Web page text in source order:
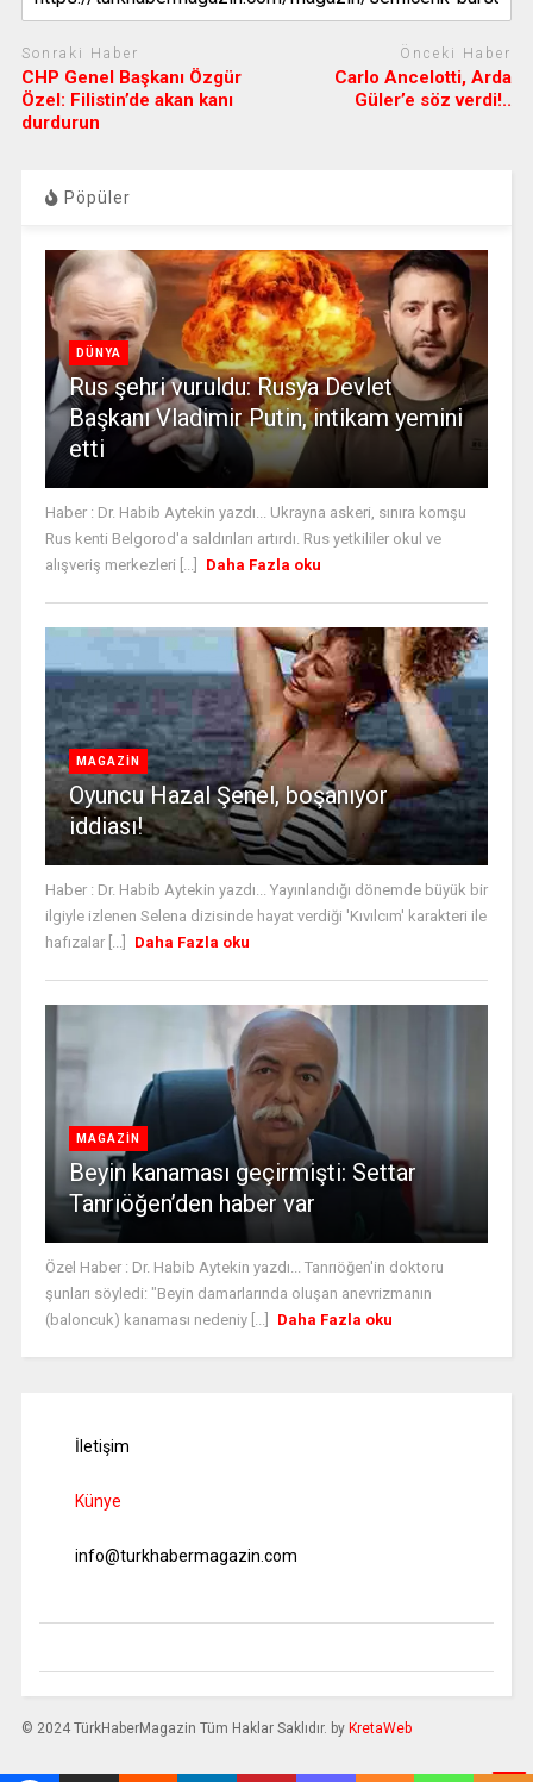
Sonraki Haber
CHP Genel Başkanı Özgür
Özel: Filistin’de akan kanı
durdurun
Önceki Haber
Carlo Ancelotti, Arda
Güler’e söz verdi!..
Pöpüler
DÜNYA
Rus şehri vuruldu: Rusya Devlet
Başkanı Vladimir Putin, intikam yemini
etti
Haber : Dr. Habib Aytekin yazdı... Ukrayna askeri, sınıra komşu
Rus kenti Belgorod'a saldırıları artırdı. Rus yetkililer okul ve
alışveriş merkezleri [...]
Daha Fazla oku
MAGAZİN
Oyuncu Hazal Şenel, boşanıyor
iddiası!
Haber : Dr. Habib Aytekin yazdı... Yayınlandığı dönemde büyük bir
ilgiyle izlenen Selena dizisinde hayat verdiği 'Kıvılcım' karakteri ile
hafızalar [...]
Daha Fazla oku
MAGAZİN
Beyin kanaması geçirmişti: Settar
Tanrıöğen’den haber var
Özel Haber : Dr. Habib Aytekin yazdı... Tanrıöğen'in doktoru
şunları söyledi: "Beyin damarlarında oluşan anevrizmanın
(baloncuk) kanaması nedeniy [...]
Daha Fazla oku
İletişim
Künye
info@turkhabermagazin.com
© 2024 TürkHaberMagazin Tüm Haklar Saklıdır. by KretaWeb